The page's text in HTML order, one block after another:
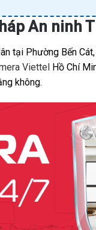
An ninh
tại Phường Bến
Viettel Hồ Chí
không.